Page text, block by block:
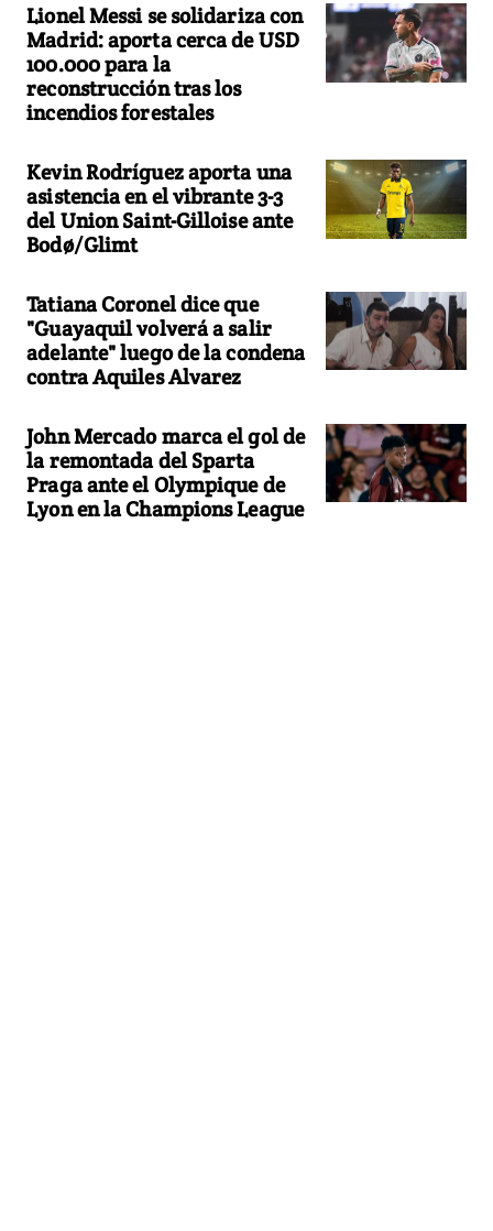
Lionel Messi se solidariza con
Madrid: aporta cerca de USD
100.000 para la
reconstrucción tras los
incendios forestales
Kevin Rodríguez aporta una
asistencia en el vibrante 3-3
del Union Saint-Gilloise ante
Bodø/Glimt
Tatiana Coronel dice que
"Guayaquil volverá a salir
adelante" luego de la condena
contra Aquiles Alvarez
John Mercado marca el gol de
la remontada del Sparta
Praga ante el Olympique de
Lyon en la Champions League